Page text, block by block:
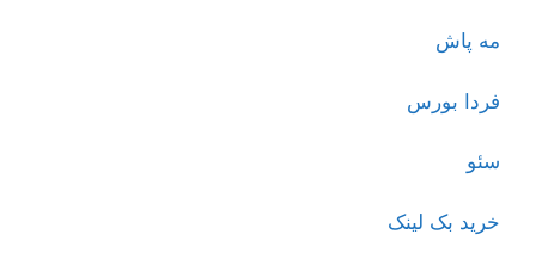
مه پاش
فردا بورس
سئو
خرید بک لینک